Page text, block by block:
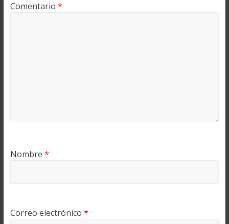
Comentario *
Nombre *
Correo electrónico *